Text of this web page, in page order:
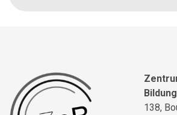
Bildung
138,